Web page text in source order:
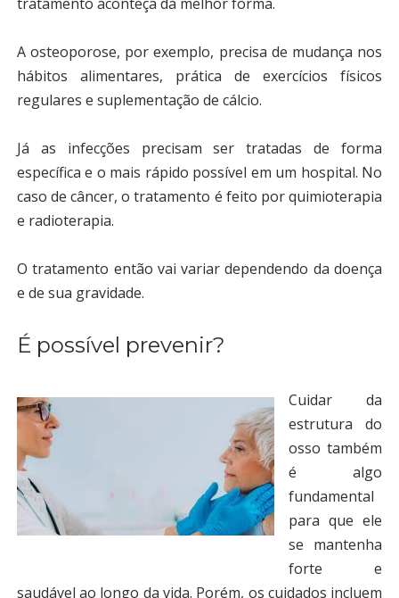
A osteoporose, por exemplo, precisa de mudança nos
hábitos alimentares, prática de exercícios físicos
regulares e suplementação de cálcio.
Já as infecções precisam ser tratadas de forma
específica e o mais rápido possível em um hospital. No
caso de câncer, o tratamento é feito por quimioterapia
e radioterapia.
O tratamento então vai variar dependendo da doença
e de sua gravidade.
É possível prevenir?
Cuidar da
estrutura do
osso também
é algo
fundamental
para que ele
se mantenha
forte e
saudável ao longo da vida. Porém, os cuidados incluem